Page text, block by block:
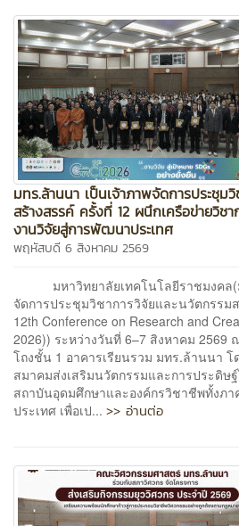
มทร.ล้านนา เป็นเจ้าภาพจัดการประชุม
สร้างสรรค์ ครั้งที่ 12 ผนึกเครือข่ายวิช
งานวิจัยสู่การพัฒนาประเทศ
พฤหัสบดี 6 สิงหาคม 2569
มหาวิทยาลัยเทคโนโลยีราชมงคล(ม
จัดการประชุมวิชาการวิจัยและนวัตกรรม
12th Conference on Research and
2026)) ระหว่างวันที่ 6–7 สิงหาคม 2569
โถงชั้น 1 อาคารเรียนรวม มทร.ล้านนา
สมาคมส่งเสริมนวัตกรรมและการประดิษ
สถาบันอุดมศึกษาและองค์กรวิชาชีพทั้งภา
ประเทศ เพื่อเป... >> อ่านต่อ